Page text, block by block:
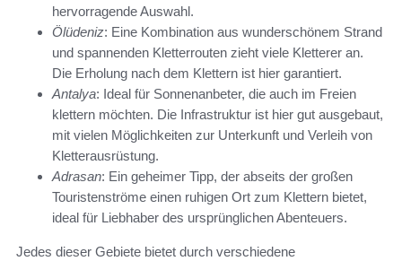
hervorragende Auswahl.
Ölüdeniz: Eine Kombination aus wunderschönem Strand
und spannenden Kletterrouten zieht viele Kletterer an.
Die Erholung nach dem Klettern ist hier garantiert.
Antalya: Ideal für Sonnenanbeter, die auch im Freien
klettern möchten. Die Infrastruktur ist hier gut ausgebaut,
mit vielen Möglichkeiten zur Unterkunft und Verleih von
Kletterausrüstung.
Adrasan: Ein geheimer Tipp, der abseits der großen
Touristenströme einen ruhigen Ort zum Klettern bietet,
ideal für Liebhaber des ursprünglichen Abenteuers.
Jedes dieser Gebiete bietet durch verschiedene